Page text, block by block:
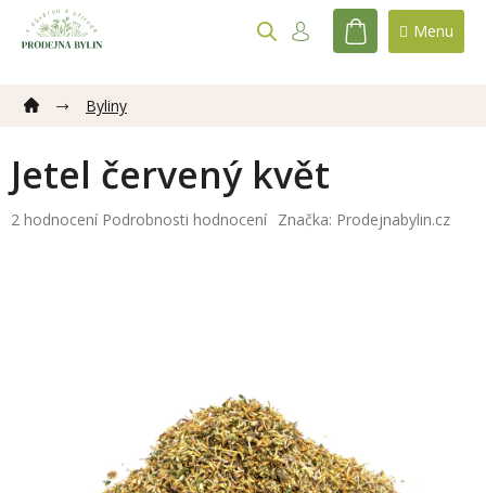
obsah
NÁKUPNÍ
Byliny
Jetel červený květ
Průměrné
2 hodnocení Podrobnosti hodnocení Značka: Prodejnabylin.cz